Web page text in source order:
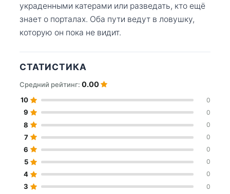
украденными катерами или разведать, кто ещё
знает о порталах. Оба пути ведут в ловушку,
которую он пока не видит.
СТАТИСТИКА
Средний рейтинг: 0.00
10 0
9 0
8 0
7 0
6 0
5 0
4 0
3 0